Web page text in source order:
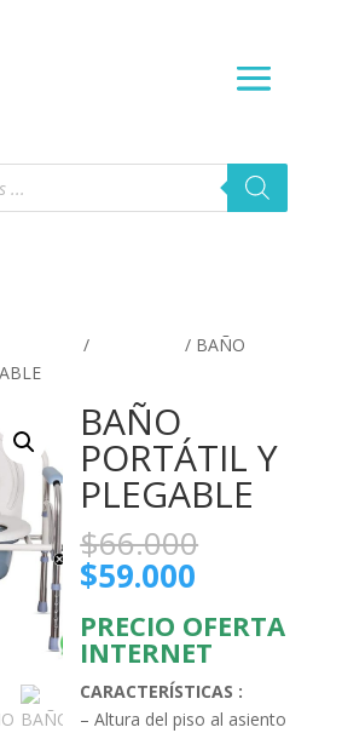
/
/ BAÑO
BAÑO
PORTÁTIL Y
PLEGABLE
$66.000
era:
$66.000.
$59.000
actual
es:
$59.000.
PRECIO OFERTA
INTERNET
CARACTERÍSTICAS :
– Altura del piso al asiento